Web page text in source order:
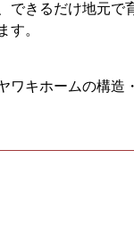
きるだけ地元
す。
キホームの構造